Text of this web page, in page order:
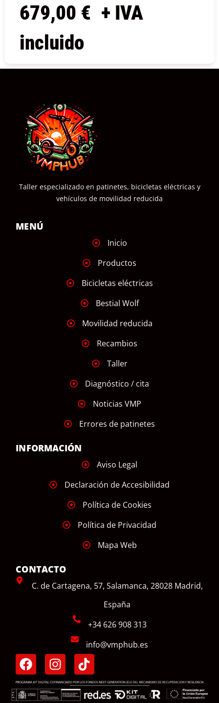
679,00 € + IVA
incluido
Taller especializado en patinetes, bicicletas eléctricas y
vehículos de movilidad reducida
MENÚ
Inicio
Productos
Bicicletas eléctricas
Bestial Wolf
Movilidad reducida
Recambios
Taller
Diagnóstico / cita
Noticias VMP
Errores de patinetes
INFORMACIÓN
Aviso Legal
Declaración de Accesibilidad
Política de Cookies
Política de Privacidad
Mapa Web
CONTACTO
C. de Cartagena, 57, Salamanca, 28028 Madrid,
España
+34 626 908 313
info@vmphub.es